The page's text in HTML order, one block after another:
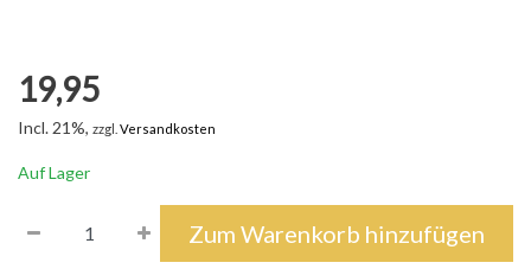
19,95
Incl. 21%, zzgl. Versandkosten
Auf Lager
Zum Warenkorb hinzufügen